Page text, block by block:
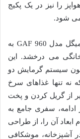
را نیز در یک پکیج
می شود.
در این میان، سرخ کن بدون روغن و گریل میگل مدل GAF 960 به
خانگی می درخشد. این
سیستم گرمایش دو
دهد که نه تنها غذاهای سرخ
از گریل کردن و پخت
ادامه، سفری جامع به
آن را، از طراحی
آشپزخانه، موشکافی